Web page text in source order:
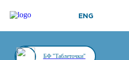
ENG
БФ "Таблеточки"